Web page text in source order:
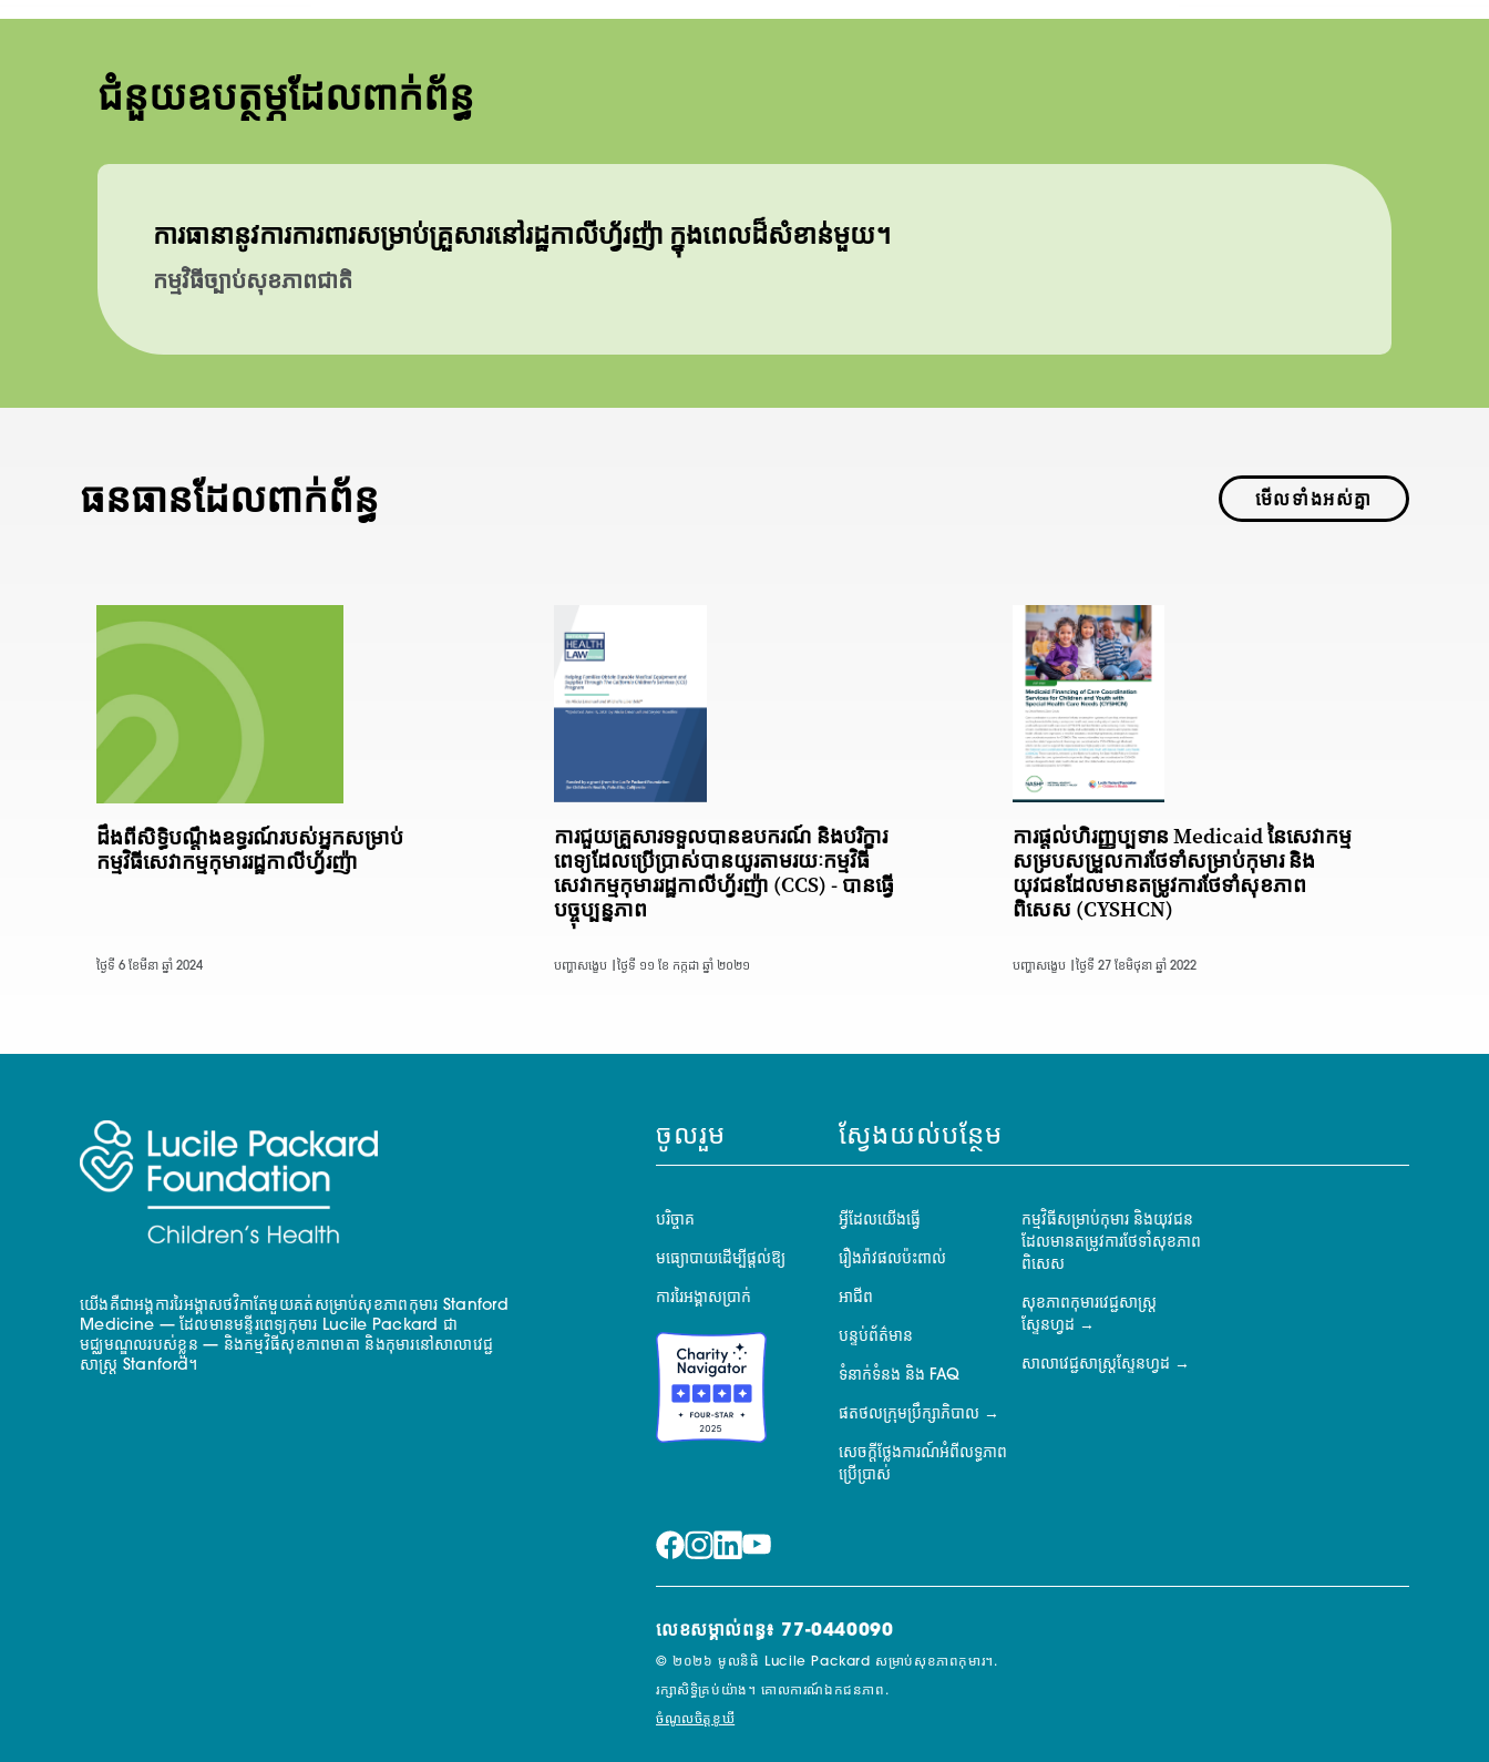
ជំនួយឧបត្ថម្ភដែលពាក់ព័ន្ធ
ការធានានូវការការពារសម្រាប់គ្រួសារនៅរដ្ឋកាលីហ្វ័រញ៉ា ក្នុងពេលដ៏សំខាន់មួយ។
កម្មវិធីច្បាប់សុខភាពជាតិ
ធនធានដែលពាក់ព័ន្ធ មើលទាំងអស់គ្នា
ដឹងពីសិទ្ធិបណ្តឹងឧទ្ធរណ៍របស់អ្នកសម្រាប់
កម្មវិធីសេវាកម្មកុមាររដ្ឋកាលីហ្វ័រញ៉ា
ថ្ងៃទី 6 ខែមីនា ឆ្នាំ 2024
ការជួយគ្រួសារទទួលបានឧបករណ៍ និងបរិក្ខារ
ពេទ្យដែលប្រើប្រាស់បានយូរតាមរយៈកម្មវិធី
សេវាកម្មកុមាររដ្ឋកាលីហ្វ័រញ៉ា (CCS) - បានធ្វើ
បច្ចុប្បន្នភាព
បញ្ហាសង្ខេប |ថ្ងៃទី ១១ ខែ កក្កដា ឆ្នាំ ២០២១
ការផ្តល់ហិរញ្ញប្បទាន Medicaid នៃសេវាកម្ម
សម្របសម្រួលការថែទាំសម្រាប់កុមារ និង
យុវជនដែលមានតម្រូវការថែទាំសុខភាព
ពិសេស (CYSHCN)
បញ្ហាសង្ខេប | ថ្ងៃទី 27 ខែមិថុនា ឆ្នាំ 2022
យើងគឺជាអង្គការរៃអង្គាសថវិកាតែមួយគត់សម្រាប់សុខភាពកុមារ Stanford
Medicine — ដែលមានមន្ទីរពេទ្យកុមារ Lucile Packard ជា
មជ្ឈមណ្ឌលរបស់ខ្លួន — និងកម្មវិធីសុខភាពមាតា និងកុមារនៅសាលាវេជ្ជ
សាស្ត្រ Stanford។
ចូលរួម
បរិច្ចាគ
មធ្យោបាយដើម្បីផ្តល់ឱ្យ
ការរៃអង្គាសប្រាក់
ស្វែងយល់បន្ថែម
អ្វីដែលយើងធ្វើ
រឿងរ៉ាវផលប៉ះពាល់
អាជីព
បន្ទប់ព័ត៌មាន
ទំនាក់ទំនង និង FAQ
ផតថលក្រុមប្រឹក្សាភិបាល
សេចក្តីថ្លែងការណ៍អំពីលទ្ធភាព
ប្រើប្រាស់
កម្មវិធីសម្រាប់កុមារ និងយុវជន
ដែលមានតម្រូវការថែទាំសុខភាព
ពិសេស
សុខភាពកុមារវេជ្ជសាស្ត្រ
ស្ទែនហ្វដ
សាលាវេជ្ជសាស្ត្រស្ទែនហ្វដ
លេខសម្គាល់ពន្ធ៖ 77-0440090
© ២០២៦ មូលនិធិ Lucile Packard សម្រាប់សុខភាពកុមារ។.
រក្សាសិទ្ធិគ្រប់យ៉ាង។ គោលការណ៍ឯកជនភាព.
ចំណូលចិត្តខូឃី